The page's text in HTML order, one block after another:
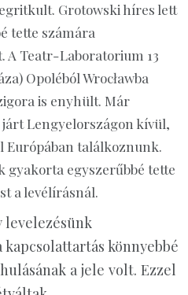
Grotowski híres lett
tette számára
A Teatr-Laboratorium 13
Opoléból Wrocławba
is enyhült. Már
Lengyelországon kívül,
Európában találkoznunk.
egyszerűbbé tette
a levélírásnál.
levelezésünk
kapcsolattartás könnyebbé
a jele volt. Ezzel